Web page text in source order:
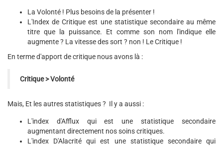
La Volonté ! Plus besoins de la présenter !
L'Index de Critique est une statistique secondaire au même
titre que la puissance. Et comme son nom l'indique elle
augmente ? La vitesse des sort ? non ! Le Critique !
En terme d'apport de critique nous avons là :
Critique > Volonté
Mais, Et les autres statistiques ? Il y a aussi :
L'index d'Afflux qui est une statistique secondaire
augmentant directement nos soins critiques.
L'index D'Alacrité qui est une statistique secondaire qui